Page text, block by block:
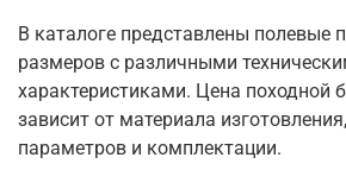
В каталоге представлены полевые
размеров с различными
характеристиками. Цена походной
зависит от материала
параметров и комплектации.